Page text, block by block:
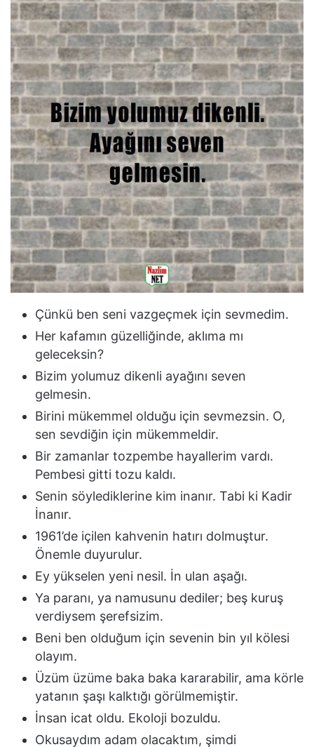
Çünkü ben seni vazgeçmek için sevmedim.
Her kafamın güzelliğinde, aklıma mı
geleceksin?
Bizim yolumuz dikenli ayağını seven
gelmesin.
Birini mükemmel olduğu için sevmezsin. O,
sen sevdiğin için mükemmeldir.
Bir zamanlar tozpembe hayallerim vardı.
Pembesi gitti tozu kaldı.
Senin söylediklerine kim inanır. Tabi ki Kadir
İnanır.
1961’de içilen kahvenin hatırı dolmuştur.
Önemle duyurulur.
Ey yükselen yeni nesil. İn ulan aşağı.
Ya paranı, ya namusunu dediler; beş kuruş
verdiysem şerefsizim.
Beni ben olduğum için sevenin bin yıl kölesi
olayım.
Üzüm üzüme baka baka kararabilir, ama körle
yatanın şaşı kalktığı görülmemiştir.
İnsan icat oldu. Ekoloji bozuldu.
Okusaydım adam olacaktım, şimdi